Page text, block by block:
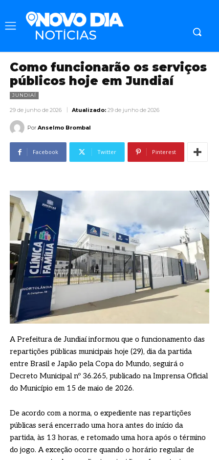
Como funcionarão os serviços
públicos hoje em Jundiaí
JUNDIAÍ
29 de junho de 2026 Atualizado: 29 de junho de 2026
Por Anselmo Brombal
Facebook Twitter Pinterest
A Prefeitura de Jundiaí informou que o funcionamento das
repartições públicas municipais hoje (29), dia da partida
entre Brasil e Japão pela Copa do Mundo, seguirá o
Decreto Municipal nº 36.265, publicado na Imprensa Oficial
do Município em 15 de maio de 2026.
De acordo com a norma, o expediente nas repartições
públicas será encerrado uma hora antes do início da
partida, às 13 horas, e retomado uma hora após o término
do jogo. A exceção ocorre quando o horário regular de